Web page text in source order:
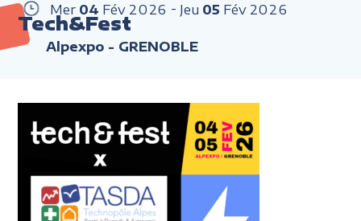
Mer 04 Fév 2026 Jeu 05 Fév 2026
Tech&Fest
Alpexpo - GRENOBLE